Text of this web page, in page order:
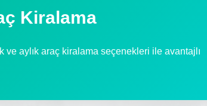
Kiralama
aylık araç kiralama seçenekleri ile avantajlı